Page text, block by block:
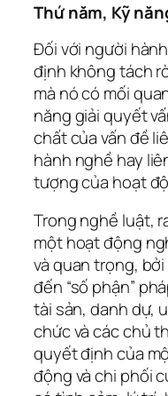
Thứ năm, Kỹ
Đối với người
định không tách
mà nó có mối
năng giải quyết
chất của vấn đề
hành nghề hay
tượng của hoạt
Trong nghề luật,
một hoạt động
và quan trọng,
đến “số phận”
tài sản, danh dự,
chức và các chủ
quyết định của
động và chi phối